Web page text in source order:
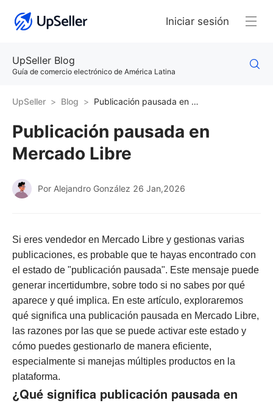
Iniciar sesión
UpSeller Blog
Guía de comercio electrónico de América Latina
UpSeller Blog Publicación pausada en Mercado Libre
Publicación pausada en
Mercado Libre
Por Alejandro González 26 Jan,2026
Si eres vendedor en Mercado Libre y gestionas varias
publicaciones, es probable que te hayas encontrado con
el estado de "publicación pausada". Este mensaje puede
generar incertidumbre, sobre todo si no sabes por qué
aparece y qué implica. En este artículo, exploraremos
qué significa una publicación pausada en Mercado Libre,
las razones por las que se puede activar este estado y
cómo puedes gestionarlo de manera eficiente,
especialmente si manejas múltiples productos en la
plataforma.
¿Qué significa publicación pausada en